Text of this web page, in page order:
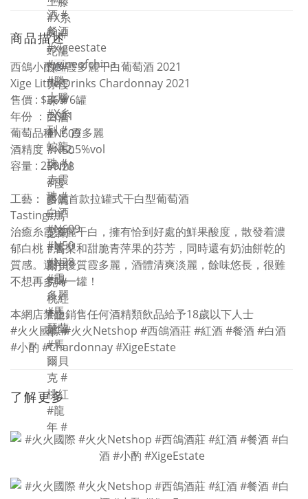
商品描述
西鴿小酌®霞多麗干白葡萄酒 2021
Xige Little Drinks Chardonnay 2021
售價 : $369/6罐
年份 ： 2021
葡萄品種 ： 霞多麗
酒精度 ： 12.5%vol
容量 : 250ml
工藝： 西鴿首款拉罐式干白型葡萄酒
Tasting :
治癒糸霞多麗干白，擁有恰到好處的鮮果酸度，散發着濃
郁白桃，香梨和甜脆青萍果的芬芳，同時還有奶油餅乾的
質感。選用優質霞多麗，酒體清爽淡麗，餘味悠長，很難
不想再多喝一罐！
本網店禁止銷售任何酒精類飲品給予18歲以下人士
#火火國際 #火火Netshop #西鴿酒莊 #紅酒 #餐酒 #白酒
#小酌 #Chardonnay #XigeEstate
了解更多